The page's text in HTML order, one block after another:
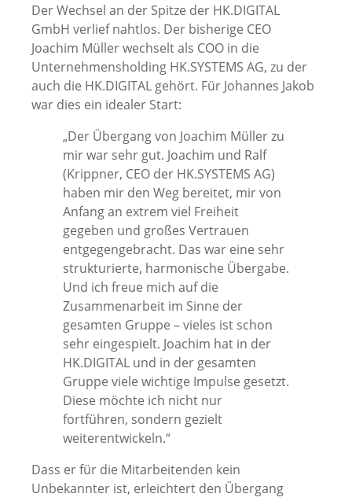
Der Wechsel an der Spitze der HK.DIGITAL
GmbH verlief nahtlos. Der bisherige CEO
Joachim Müller wechselt als COO in die
Unternehmensholding HK.SYSTEMS AG, zu der
auch die HK.DIGITAL gehört. Für Johannes Jakob
war dies ein idealer Start:
„Der Übergang von Joachim Müller zu
mir war sehr gut. Joachim und Ralf
(Krippner, CEO der HK.SYSTEMS AG)
haben mir den Weg bereitet, mir von
Anfang an extrem viel Freiheit
gegeben und großes Vertrauen
entgegengebracht. Das war eine sehr
strukturierte, harmonische Übergabe.
Und ich freue mich auf die
Zusammenarbeit im Sinne der
gesamten Gruppe – vieles ist schon
sehr eingespielt. Joachim hat in der
HK.DIGITAL und in der gesamten
Gruppe viele wichtige Impulse gesetzt.
Diese möchte ich nicht nur
fortführen, sondern gezielt
weiterentwickeln.“
Dass er für die Mitarbeitenden kein
Unbekannter ist, erleichtert den Übergang